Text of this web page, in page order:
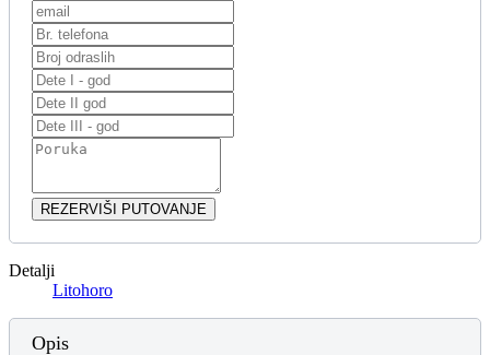
REZERVIŠI PUTOVANJE
Detalji
Litohoro
Opis